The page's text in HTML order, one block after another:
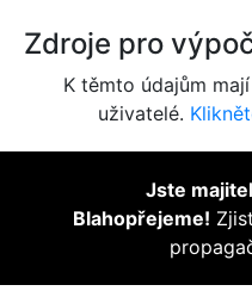
Zdroje pro
K těmto údajům
uživatelé.
Jste
Blahopřejeme!